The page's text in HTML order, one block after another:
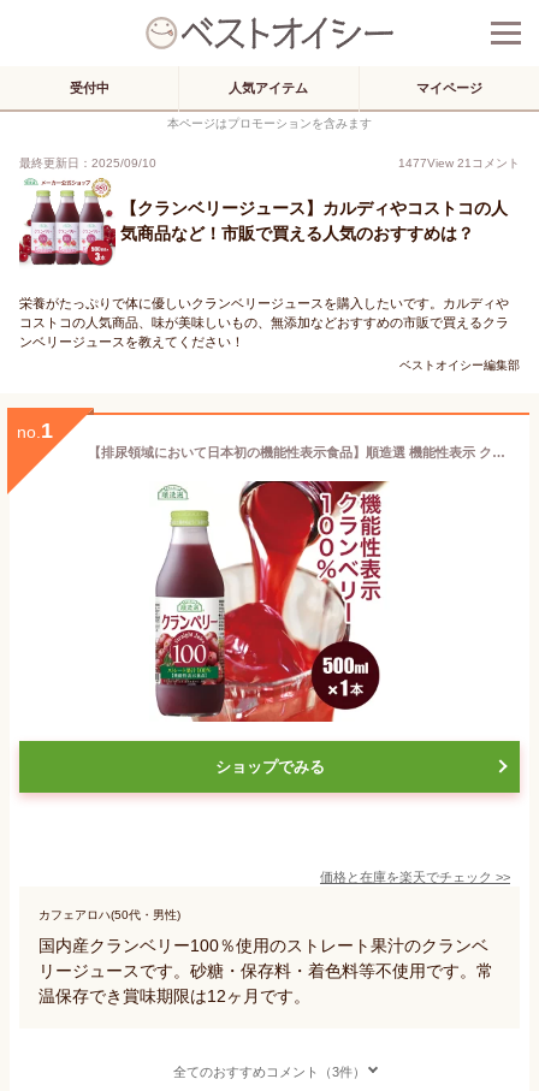
受付中 人気アイテム マイページ
本ページはプロモーションを含みます
最終更新日：2025/09/10 1477View 21 コメント
【クランベリージュース】カルディやコストコの人
気商品など！市販で買える人気のおすすめは？
栄養がたっぷりで体に優しいクランベリージュースを購入したいです。カルディや
コストコの人気商品、味が美味しいもの、無添加などおすすめの市販で買えるクラ
ンベリージュースを教えてください！
ベストオイシー編集部
no. 1
【排尿領域において日本初の機能性表示食品】順造選 機能性表示 クランベリー100 500ml×1本 クランベリージュース キナ酸 保存料 香料 無添加 機能性食品 マルカイ 果汁100％ ストレート
ショップでみる
価格と在庫を楽天でチェック >>
カフェアロハ(50代・男性)
国内産クランベリー100％使用のストレート果汁のクランベ
リージュースです。砂糖・保存料・着色料等不使用です。常
温保存でき賞味期限は12ヶ月です。
全てのおすすめコメント（3件）